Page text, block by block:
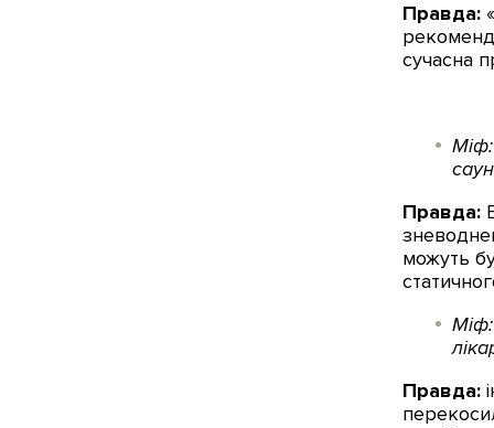
Правда:
сучасна
Міф:
Правда:
можуть
Міф:
Правда: